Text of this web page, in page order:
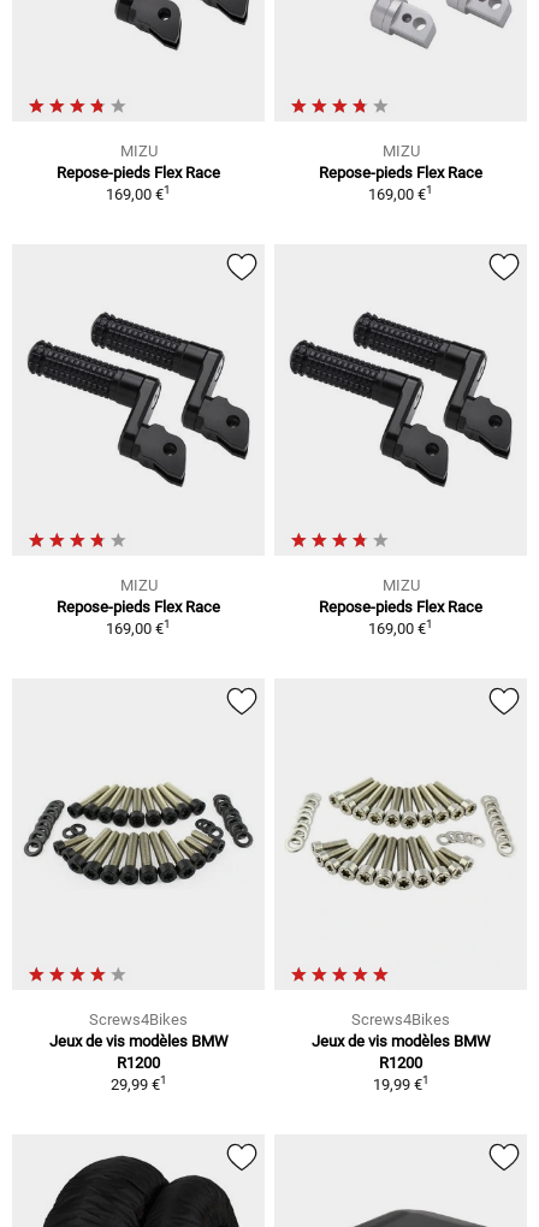
MIZU
Repose-pieds Flex Race
169,00 €1
MIZU
Repose-pieds Flex Race
169,00 €1
MIZU
Repose-pieds Flex Race
169,00 €1
MIZU
Repose-pieds Flex Race
169,00 €1
Screws4Bikes
Jeux de vis modèles BMW
R1200
29,99 €1
Screws4Bikes
Jeux de vis modèles BMW
R1200
19,99 €1